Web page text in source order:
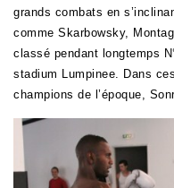
grands combats en
comme Skarbowsky,
classé pendant longtemps
stadium Lumpinee. Dans
champions de l’époque,